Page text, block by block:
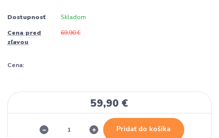
Dostupnosť Skladom
Cena pred
zľavou
69,90 €
Cena:
59,90 €
Pridať do košíka